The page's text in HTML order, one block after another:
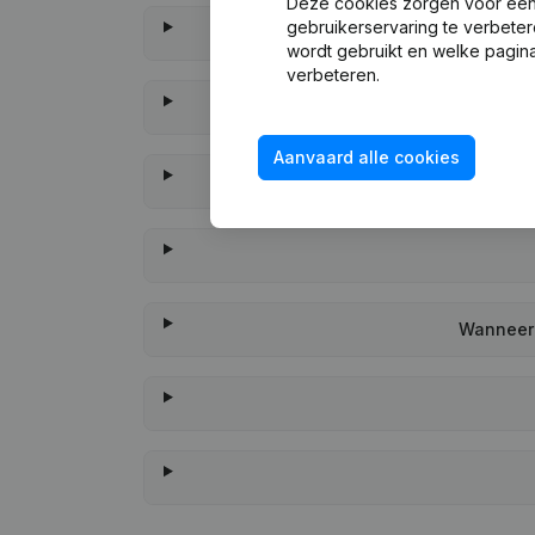
gebruikerservaring te
wordt gebruikt en welke
verbeteren.
Aanvaard alle cookies